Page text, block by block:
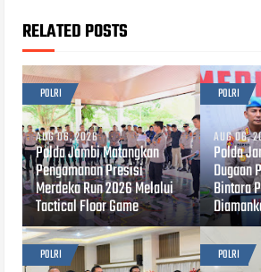
RELATED POSTS
POLRI
AUG 06, 2026
Polda Jambi Matangkan
Pengamanan Presisi
Merdeka Run 2026 Melalui
Tactical Floor Game
POLRI
AUG 06,
Polda
Dugaan
Bintara
POLRI POLRI